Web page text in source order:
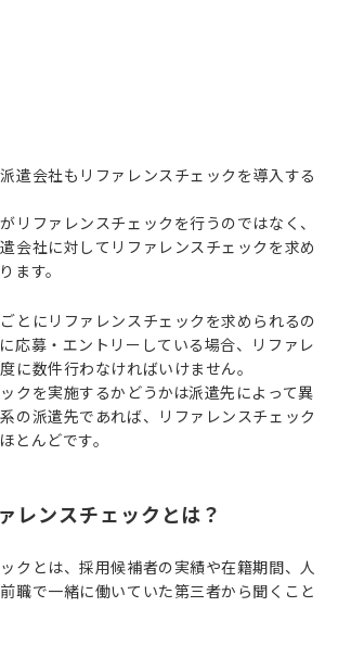
遣会社もリファレンスチェックを導入する
リファレンスチェックを行うのではなく、
会社に対してリファレンスチェックを求め
ます。
とにリファレンスチェックを求められるの
応募・エントリーしている場合、リファレ
に数件行わなければいけません。
クを実施するかどうかは派遣先によって異
の派遣先であれば、リファレンスチェック
とんどです。
レンスチェックとは？
クとは、採用候補者の実績や在籍期間、人
職で一緒に働いていた第三者から聞くこと